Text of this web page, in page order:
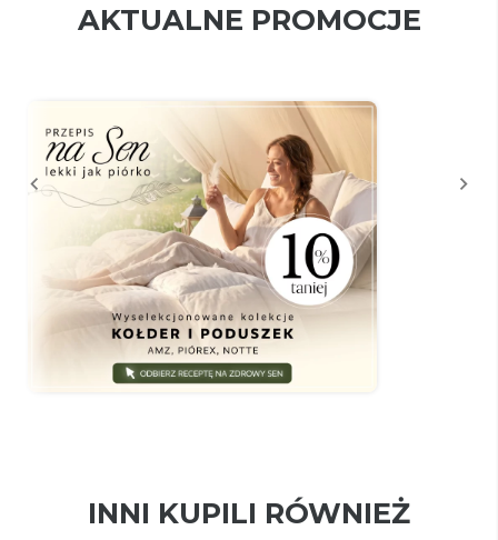
AKTUALNE PROMOCJE
INNI KUPILI RÓWNIEŻ